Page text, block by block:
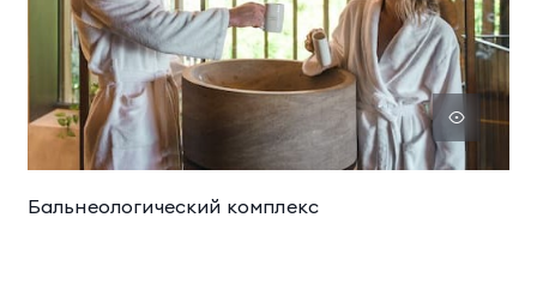
Бальнеологический комплекс